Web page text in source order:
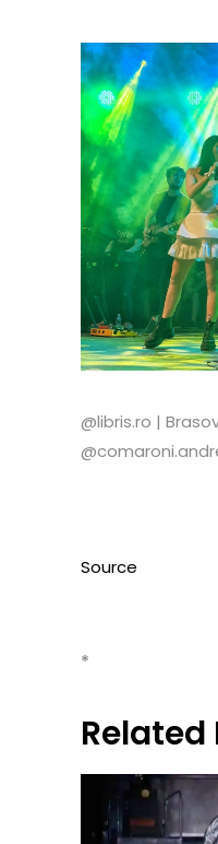
@libris.ro |
Source
*
Related